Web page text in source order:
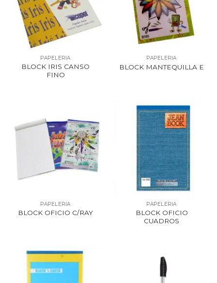
PAPELERIA
BLOCK IRIS CANSO
FINO
PAPELERIA
BLOCK MANTEQUILLA E
PAPELERIA
BLOCK OFICIO C/RAY
PAPELERIA
BLOCK OFICIO
CUADROS